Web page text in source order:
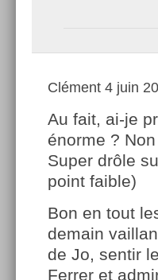
Clément 4 juin
Au fait, ai-je
énorme ?
Super drôle
point faible)
Bon en tout
demain
de Jo, sentir
Ferrer et